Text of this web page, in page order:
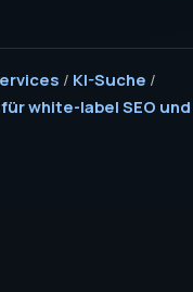
/ KI-Suche /
white-label SEO und